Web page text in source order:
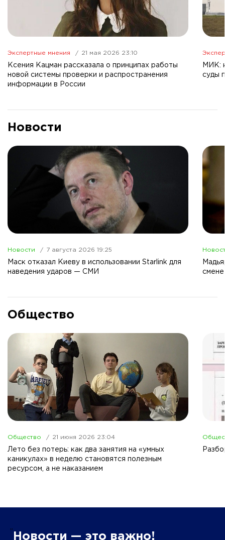
Экспертные мнения 21 мая 2026 23:10
Ксения Кацман рассказала о принципах работы
новой системы проверки и распространения
информации в России
МИК:
суды
Новости
Новости 7 августа 2026 19:25
Маск отказал Киеву в использовании Starlink для
наведения ударов — СМИ
Общество
Общество 21 июня 2026 23:04
Лето без потерь: как два занятия на «умных
каникулах» в неделю становятся полезным
ресурсом, а не наказанием
” Новости — это важно!